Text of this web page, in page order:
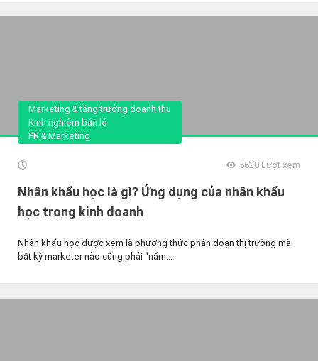
Marketing & tăng trưởng doanh thu
Kinh nghiệm bán lẻ
PR & Marketing
5620 Lượt xem
Nhân khẩu học là gì? Ứng dụng của nhân khẩu
học trong kinh doanh
Nhân khẩu học được xem là phương thức phân đoạn thị trường mà
bất kỳ marketer nào cũng phải “nằm...